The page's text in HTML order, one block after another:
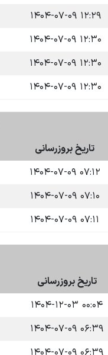
۱۲:۲۹ ۱۴۰۴-۰۷-۰۹
۱۲:۳۰ ۱۴۰۴-۰۷-۰۹
۱۲:۳۰ ۱۴۰۴-۰۷-۰۹
۱۲:۳۰ ۱۴۰۴-۰۷-۰۹
تاریخ بروزرسانی
۰۷:۱۲ ۱۴۰۴-۰۷-۰۹
۰۷:۱۰ ۱۴۰۴-۰۷-۰۹
۰۷:۱۱ ۱۴۰۴-۰۷-۰۹
تاریخ بروزرسانی
۰۰:۰۴ ۱۴۰۴-۱۲-۰۳
۰۶:۳۹ ۱۴۰۴-۰۷-۰۹